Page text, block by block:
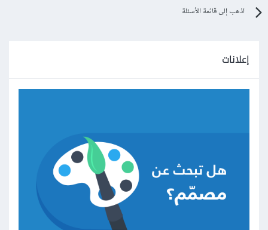
اذهب إلى قائمة الأسئلة
إعلانات